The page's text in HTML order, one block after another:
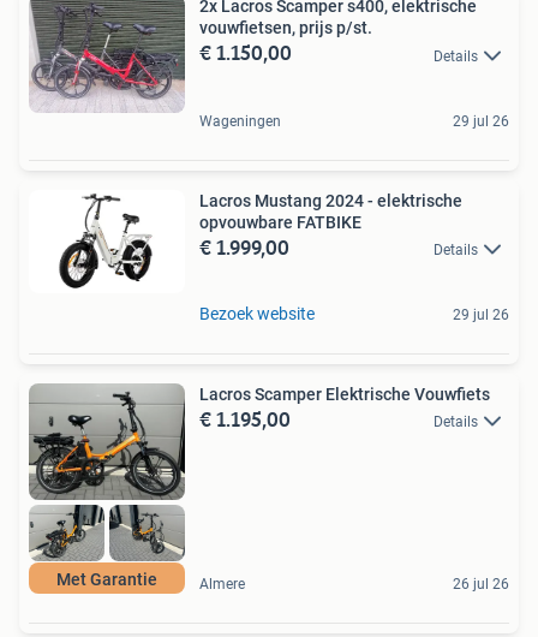
2x Lacros Scamper s400, elektrische
vouwfietsen, prijs p/st.
€ 1.150,00 Details
Wageningen 29 jul 26
Lacros Mustang 2024 - elektrische
opvouwbare FATBIKE
€ 1.999,00 Details
Bezoek website 29 jul 26
Met Garantie
Lacros Scamper Elektrische Vouwfiets
€ 1.195,00 Details
Almere 26 jul 26